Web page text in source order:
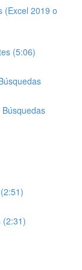
(Excel 2019 o
(5:06)
(2:31)